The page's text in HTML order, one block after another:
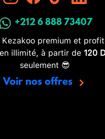
+212 6 888 73407
premium et
illimité, à partir de 120
seulement 😎
Voir nos offres